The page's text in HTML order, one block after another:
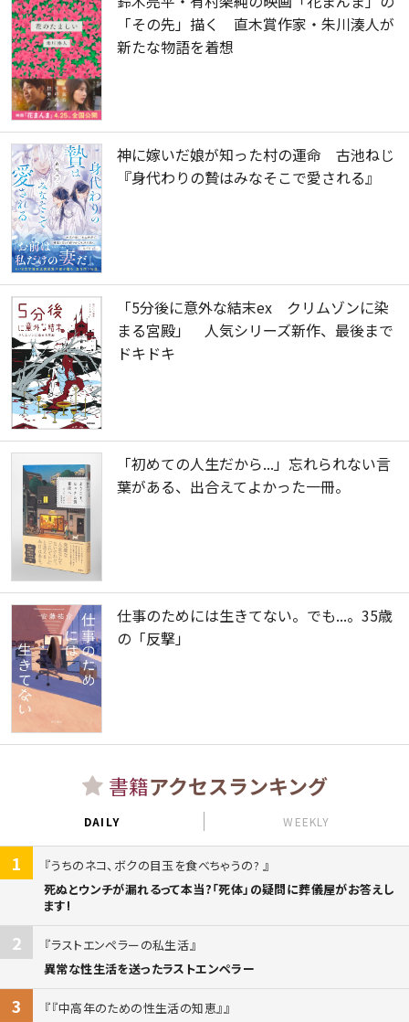
「その先」描く 直木賞作家・朱川湊人が
新たな物語を着想
神に嫁いだ娘が知った村の運命 古池ねじ
『身代わりの贄はみなそこで愛される』
「5分後に意外な結末ex クリムゾンに染
まる宮殿」 人気シリーズ新作、最後まで
ドキドキ
「初めての人生だから...」忘れられない言
葉がある、出合えてよかった一冊。
仕事のためには生きてない。でも...。35歳
の「反撃」
書籍アクセスランキング
DAILY WEEKLY
1
うちのネコ、ボクの目玉を食べちゃうの?
死ぬとウンチが漏れるって本当?「死体」の疑問に葬儀屋がお答えし
ます!
2
ラストエンペラーの私生活
異常な性生活を送ったラストエンペラー
3
『中高年のための性生活の知恵』